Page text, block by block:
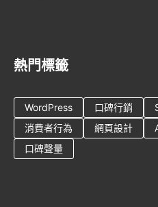
熱門標籤
WordPress 口碑行銷
消費者行為
網頁設計
口碑聲量